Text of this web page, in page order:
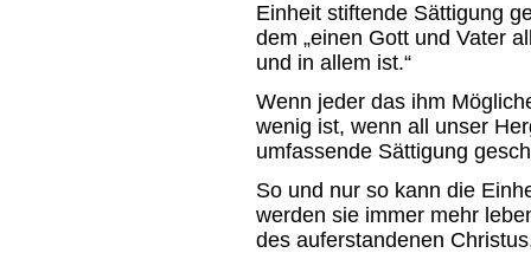
Einheit stiftende Sättigung
dem „einen Gott und Vater
und in allem ist.“
Wenn jeder das ihm
wenig ist, wenn all unser
umfassende Sättigung
So und nur so kann die
werden sie immer mehr
des auferstandenen